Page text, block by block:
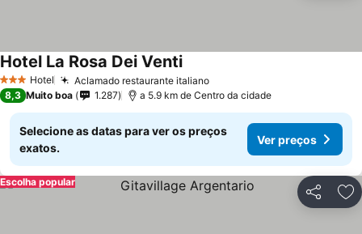
3 EstrelasHotel Aclamado restaurante italiano
Hotel La Rosa Dei Venti
8,3 Muito boa 1.287 a 5.9 km de Centro da cidade
Selecione as datas para ver os preços
exatos.
Ver preços
Partilhar
Escolha popular